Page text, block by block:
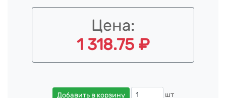
Цена:
1 318.75 ₽
Добавить в корзину шт